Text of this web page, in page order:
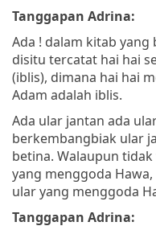
Tanggapan Adrina:
Ada ! dalam kitab yang
disitu tercatat hai hai
(iblis), dimana hai hai
Adam adalah iblis.
Ada ular jantan ada
berkembangbiak ular
betina. Walaupun
yang menggoda
ular yang menggoda
Tanggapan Adrina: